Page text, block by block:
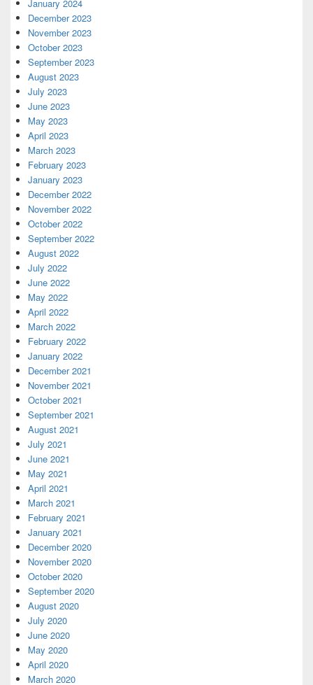
January 2024
December 2023
November 2023
October 2023
September 2023
August 2023
July 2023
June 2023
May 2023
April 2023
March 2023
February 2023
January 2023
December 2022
November 2022
October 2022
September 2022
August 2022
July 2022
June 2022
May 2022
April 2022
March 2022
February 2022
January 2022
December 2021
November 2021
October 2021
September 2021
August 2021
July 2021
June 2021
May 2021
April 2021
March 2021
February 2021
January 2021
December 2020
November 2020
October 2020
September 2020
August 2020
July 2020
June 2020
May 2020
April 2020
March 2020